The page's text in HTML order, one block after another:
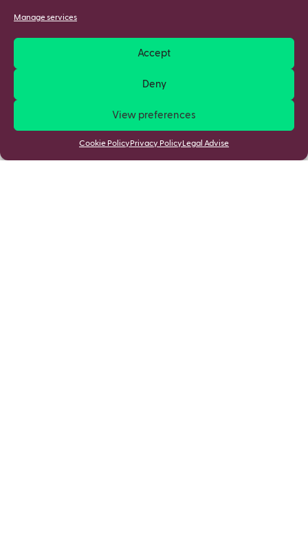
Manage services
Accept
Deny
View preferences
Cookie Policy Privacy Policy Legal Advise